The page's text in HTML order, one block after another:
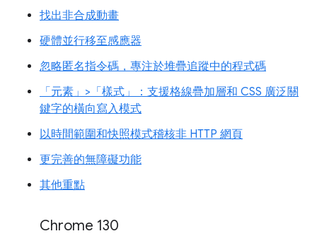
找出非合成動畫
硬體並行移至感應器
忽略匿名指令碼，專注於堆疊追蹤中的程式碼
「元素」>「樣式」：支援格線疊加層和 CSS 廣泛關
鍵字的橫向寫入模式
以時間範圍和快照模式稽核非 HTTP 網頁
更完善的無障礙功能
其他重點
Chrome 130